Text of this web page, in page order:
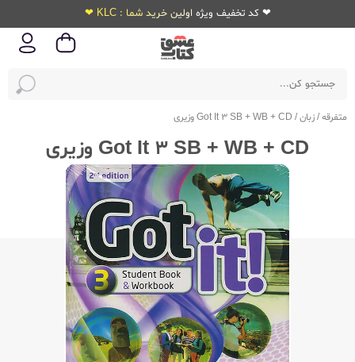
❤ کد تخفیف ویژه اولین خرید شما : KLC ❤
متفرقه/زبان/ Got It 3 SB + WB + CD وزیری
Got It 3 SB + WB + CD وزیری